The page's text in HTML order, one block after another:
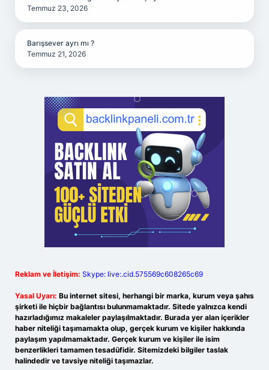
Temmuz 23, 2026
Barışsever ayrı mı ?
Temmuz 21, 2026
Reklam ve İletişim: Skype: live:.cid.575569c608265c69
Yasal Uyarı: Bu internet sitesi, herhangi bir marka, kurum veya şahıs
şirketi ile hiçbir bağlantısı bulunmamaktadır. Sitede yalnızca kendi
hazırladığımız makaleler paylaşılmaktadır. Burada yer alan içerikler
haber niteliği taşımamakta olup, gerçek kurum ve kişiler hakkında
paylaşım yapılmamaktadır. Gerçek kurum ve kişiler ile isim
benzerlikleri tamamen tesadüfidir. Sitemizdeki bilgiler taslak
halindedir ve tavsiye niteliği taşımazlar.